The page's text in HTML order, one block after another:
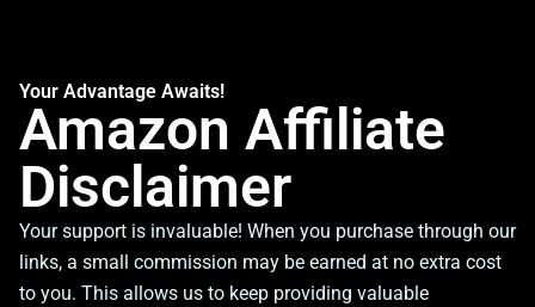
Your Advantage Awaits!
Amazon Affiliate
Disclaimer
Your support is invaluable! When you purchase through our
links, a small commission may be earned at no extra cost
to you. This allows us to keep providing valuable